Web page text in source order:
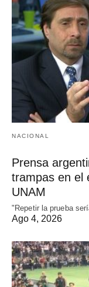
NACIONAL
Prensa
trampas en el
UNAM
"Repetir la prueba
Ago 4, 2026